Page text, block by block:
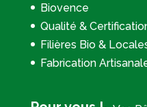
Biovence
Qualité &
Filières Bio &
Fabrication